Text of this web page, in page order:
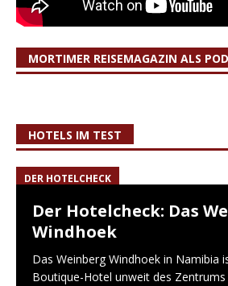
MORTIMER REISEMAGAZIN ALS
HOTELS IM TEST
DER HOTELCHECK
Der Hotelcheck: Das
Windhoek
Das Weinberg Windhoek in Namibia
Boutique-Hotel unweit des Zentrums